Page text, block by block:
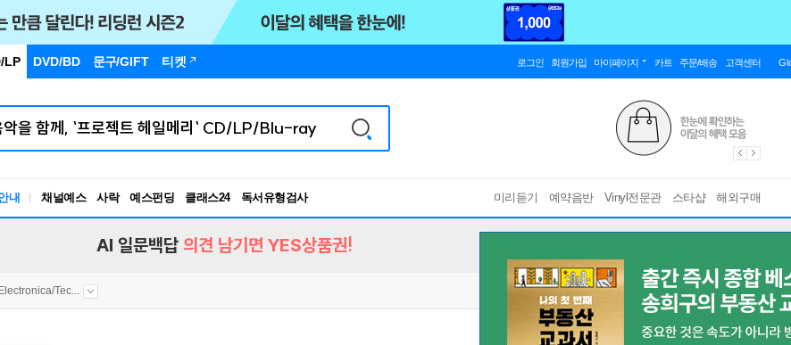
LP DVD/BD 문구/GIFT 티켓 로그인 회원가입 마이페이지 카트 주문/배송 고객센터
내 채널예스 사락 예스펀딩 클래스24
독서유형검사
RBTI Lab
미리듣기 예약음반 Vinyl전문관 스타샵 해외구매
AI 일문백답 의견 남기면 YES상품권!
Electronica/Tec...